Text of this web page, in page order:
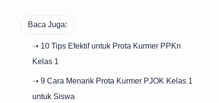
Baca Juga:
➝ 10 Tips Efektif untuk Prota Kurmer PPKn
Kelas 1
➝ 9 Cara Menarik Prota Kurmer PJOK Kelas 1
untuk Siswa